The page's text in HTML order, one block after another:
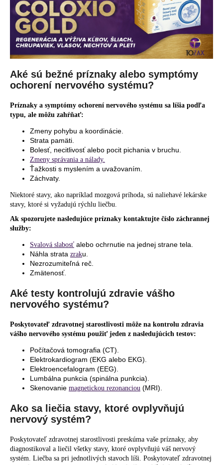
Aké sú bežné príznaky alebo symptómy
ochorení nervového systému?
Príznaky a symptómy ochorení nervového systému sa líšia podľa
typu, ale môžu zahŕňať:
Zmeny pohybu a koordinácie.
Strata pamäti.
Bolesť, necitlivosť alebo pocit pichania v bruchu.
Zmeny správania a nálady.
Ťažkosti s myslením a uvažovaním.
Záchvaty.
Niektoré stavy, ako napríklad mozgová príhoda, sú naliehavé lekárske
stavy, ktoré si vyžadujú rýchlu liečbu.
Ak spozorujete nasledujúce príznaky kontaktujte číslo záchrannej
služby:
Svalová slabosť alebo ochrnutie na jednej strane tela.
Náhla strata zraku.
Nezrozumiteľná reč.
Zmätenosť.
Aké testy kontrolujú zdravie vášho
nervového systému?
Poskytovateľ zdravotnej starostlivosti môže na kontrolu zdravia
vášho nervového systému použiť jeden z nasledujúcich testov:
Počítačová tomografia (CT).
Elektrokardiogram (EKG alebo EKG).
Elektroencefalogram (EEG).
Lumbálna punkcia (spinálna punkcia).
Skenovanie magnetickou rezonanciou (MRI).
Ako sa liečia stavy, ktoré ovplyvňujú
nervový systém?
Poskytovateľ zdravotnej starostlivosti preskúma vaše príznaky, aby
diagnostikoval a liečil všetky stavy, ktoré ovplyvňujú váš nervový
systém. Liečba sa pri jednotlivých stavoch líši. Poskytovateľ zdravotnej